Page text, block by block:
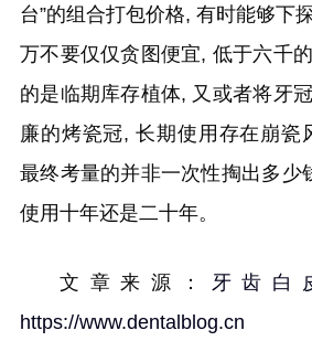
台”的组合打包价格, 有时能够下
万不要仅仅贪图便宜, 低于六千
的是临期库存植体, 又或者将牙
廉的烤瓷冠, 长期使用存在崩瓷
最终考量的并非一次性掏出多少
使用十年还是二十年。
文章来源：
牙齿白
https://www.dentalblog.cn